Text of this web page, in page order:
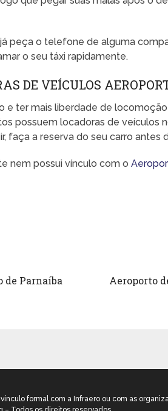
peça o telefone de alguma
o seu táxi rapidamente.
DE VEÍCULOS
e ter mais liberdade de locomoção
possuem locadoras de veículos
faça a reserva do seu carro antes
nem possui vínculo com o
de Parnaíba Aeroporto
formal com a Infraero ou com as